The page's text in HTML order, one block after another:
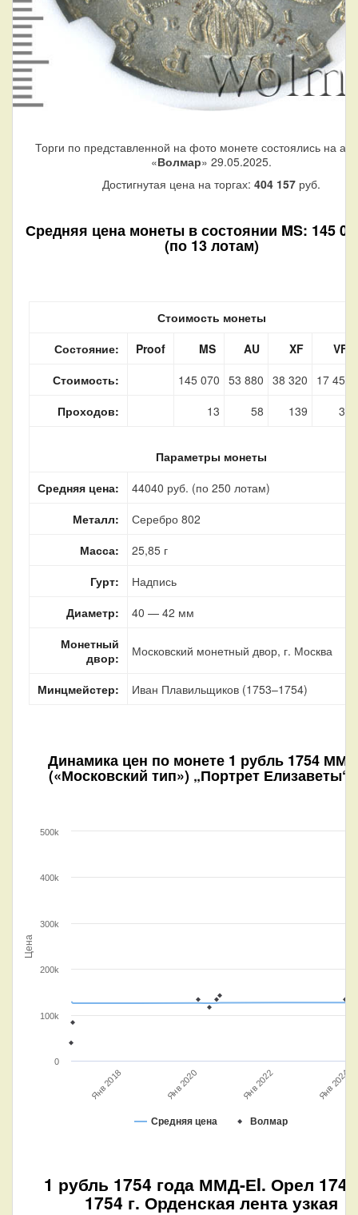
Торги по представленной на фото монете состоялись на
«Волмар» 29.05.2025.
Достигнутая цена на торгах: 404 157 руб.
Средняя цена монеты в состоянии MS: 145
(по 13 лотам)
Стоимость монеты
Состояние:
Proof MS AU XF
VF
Стоимость:
145 070 53 880 38 320
17 450
Проходов:
13 58 139 37
Параметры монеты
Средняя цена:
44040 руб. (по 250 лотам)
Металл:
Серебро 802
Масса:
25,85 г
Гурт:
Надпись
Диаметр:
40 — 42 мм
Монетный
двор:
Московский монетный двор, г. Москва
Минцмейстер: Иван Плавильщиков (1753–1754)
Динамика цен по монете 1 рубль 1754
(«Московский тип») „Портрет Елизаветы“
Цена
Средняя цена Волмар
Янв 2018 Янв 2020 Янв 2022 Янв 2024
0
100k
200k
300k
400k
500k
1 рубль 1754 года ММД-ЕI. Орел
1754 г. Орденская лента узкая